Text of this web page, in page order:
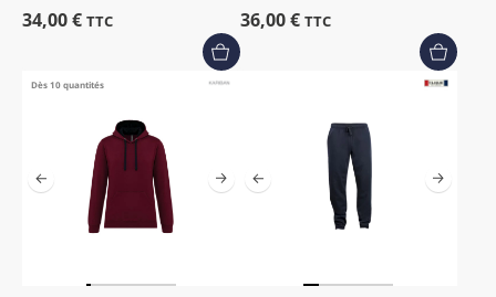
34,00 € TTC 36,00 € TTC
Dès 10 quantités